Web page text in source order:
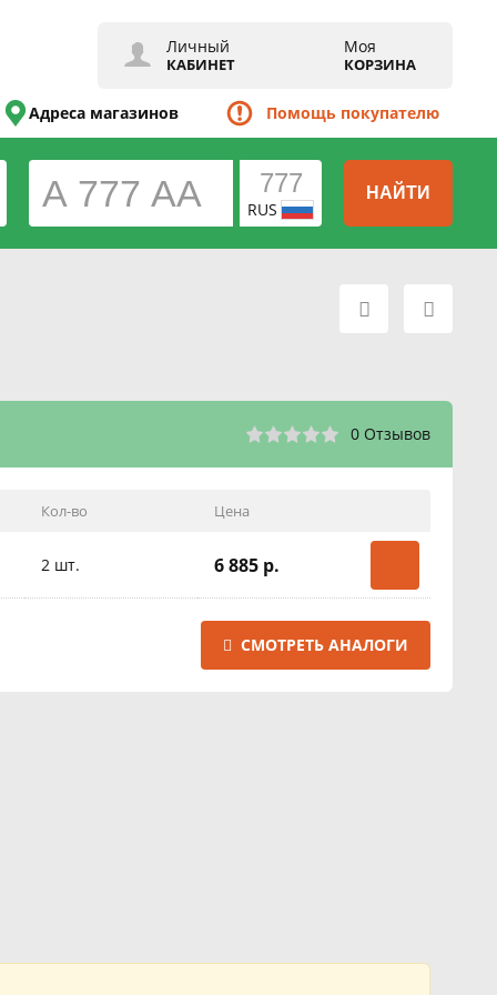
Личный
КАБИНЕТ
Моя
КОРЗИНА
Адреса магазинов Помощь покупателю
RUS
НАЙТИ
0 Отзывов
Кол-во Цена
2 шт. 6 885 р.
СМОТРЕТЬ АНАЛОГИ